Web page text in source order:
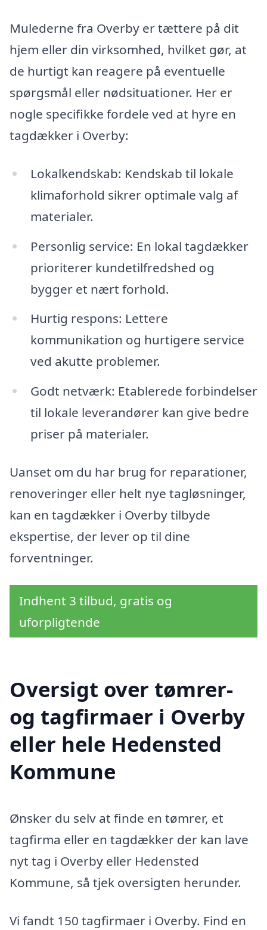
Mulederne fra Overby er tættere på dit
hjem eller din virksomhed, hvilket gør, at
de hurtigt kan reagere på eventuelle
spørgsmål eller nødsituationer. Her er
nogle specifikke fordele ved at hyre en
tagdækker i Overby:
Lokalkendskab: Kendskab til lokale
klimaforhold sikrer optimale valg af
materialer.
Personlig service: En lokal tagdækker
prioriterer kundetilfredshed og
bygger et nært forhold.
Hurtig respons: Lettere
kommunikation og hurtigere service
ved akutte problemer.
Godt netværk: Etablerede forbindelser
til lokale leverandører kan give bedre
priser på materialer.
Uanset om du har brug for reparationer,
renoveringer eller helt nye tagløsninger,
kan en tagdækker i Overby tilbyde
ekspertise, der lever op til dine
forventninger.
Indhent 3 tilbud, gratis og
uforpligtende
Oversigt over tømrer-
og tagfirmaer i Overby
eller hele Hedensted
Kommune
Ønsker du selv at finde en tømrer, et
tagfirma eller en tagdækker der kan lave
nyt tag i Overby eller Hedensted
Kommune, så tjek oversigten herunder.
Vi fandt 150 tagfirmaer i Overby. Find en